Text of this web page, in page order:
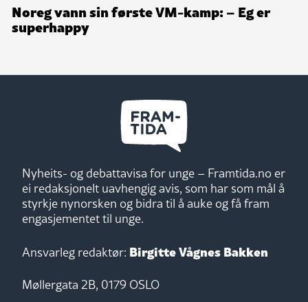
Noreg vann sin første VM-kamp: – Eg er
superhappy
Nyheits- og debattavisa for unge – Framtida.no er
ei redaksjonelt uavhengig avis, som har som mål å
styrkje nynorsken og bidra til å auke og få fram
engasjementet til unge.
Ansvarleg redaktør: Birgitte Vågnes Bakken
Møllergata 2B, 0179 OSLO